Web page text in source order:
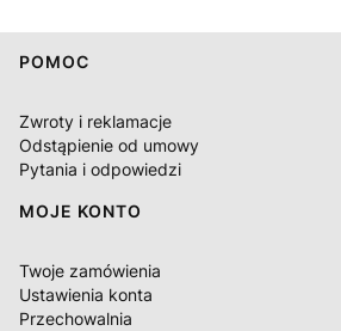
Linki w stopce
POMOC
Zwroty i reklamacje
Odstąpienie od umowy
Pytania i odpowiedzi
MOJE KONTO
Twoje zamówienia
Ustawienia konta
Przechowalnia